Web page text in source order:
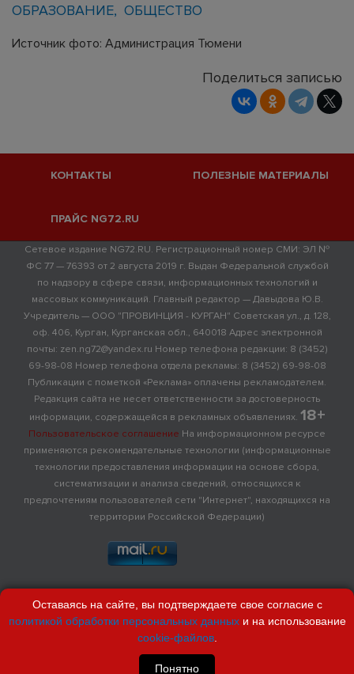
ОБРАЗОВАНИЕ ОБЩЕСТВО
Источник фото: Администрация Тюмени
Поделиться записью
КОНТАКТЫ ПОЛЕЗНЫЕ МАТЕРИАЛЫ
ПРАЙС NG72.RU
Сетевое издание NG72.RU. Регистрационный номер СМИ: ЭЛ №
ФС 77 — 76393 от 2 августа 2019 г. Выдан Федеральной службой
по надзору в сфере связи, информационных технологий и
массовых коммуникаций. Главный редактор — Давыдова Ю.В.
Учредитель — ООО "ПРОВИНЦИЯ - КУРГАН" Советская ул., д. 128,
оф. 406, Курган, Курганская обл., 640018 Адрес электронной
почты: zen.ng72@yandex.ru Номер телефона редакции: 8 (3452)
69-98-08 Номер телефона отдела рекламы: 8 (3452) 69-98-08
Публикации с пометкой «Реклама» оплачены рекламодателем.
Редакция сайта не несет ответственности за достоверность
информации, содержащейся в рекламных объявлениях. 18+
Пользовательское соглашение На информационном ресурсе
применяются рекомендательные технологии (информационные
технологии предоставления информации на основе сбора,
систематизации и анализа сведений, относящихся к
предпочтениям пользователей сети "Интернет", находящихся на
территории Российской Федерации)
Оставаясь на сайте, вы подтверждаете свое согласие с
политикой обработки персональных данныхи на использование
cookie-файлов.
Понятно